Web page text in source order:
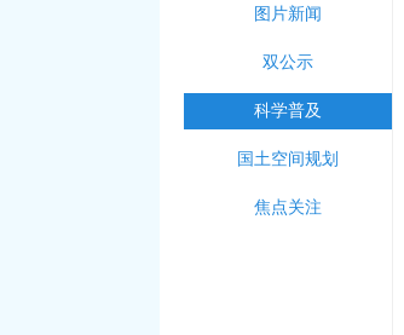
图片新闻
双公示
科学普及
国土空间规划
焦点关注